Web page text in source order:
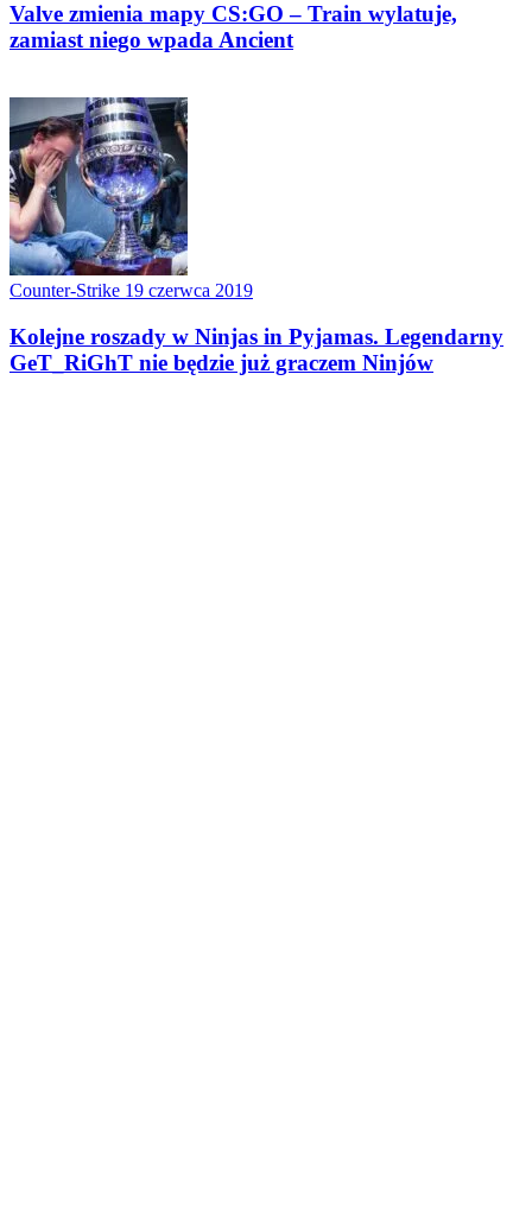
Valve zmienia mapy CS:GO – Train wylatuje,
zamiast niego wpada Ancient
Counter-Strike 19 czerwca 2019
Kolejne roszady w Ninjas in Pyjamas. Legendarny
GeT_RiGhT nie będzie już graczem Ninjów